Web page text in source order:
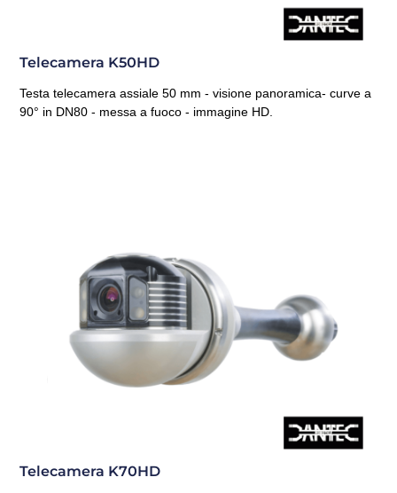
Telecamera K50HD
Testa telecamera assiale 50 mm - visione panoramica- curve a
90° in DN80 - messa a fuoco - immagine HD.
Telecamera K70HD